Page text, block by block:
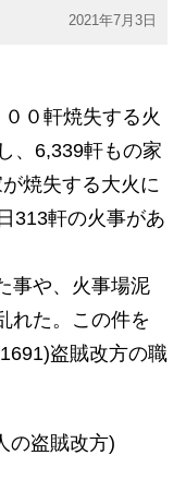
2021年7月3日
０軒焼失する火
、6,339軒もの家
焼失する大火に
313軒の火事があ
事や、火事場泥
れた。この件を
盗賊改方の職
の盗賊改方)